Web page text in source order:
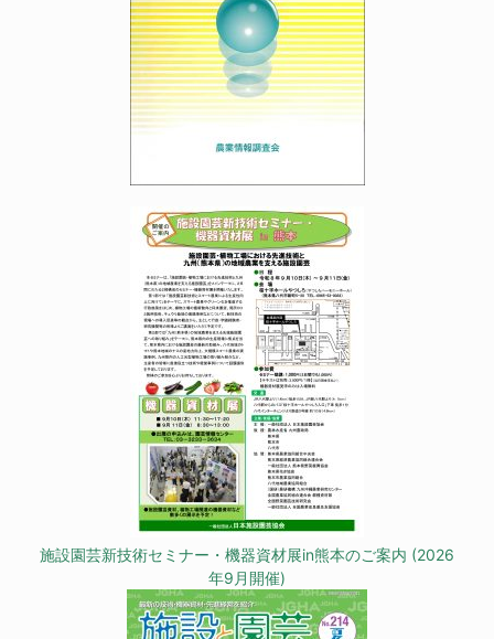
施設園芸新技術セミナー・機器資材展in熊本のご案内 (2026
年9月開催)